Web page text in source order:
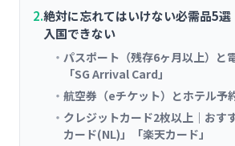
絶対に忘れてはいけない必需品5選
入国できない
パスポート（残存6ヶ月以上）と
「SG Arrival Card」
航空券（eチケット）とホテル予
クレジットカード2枚以上｜おす
カード(NL)」「楽天カード」